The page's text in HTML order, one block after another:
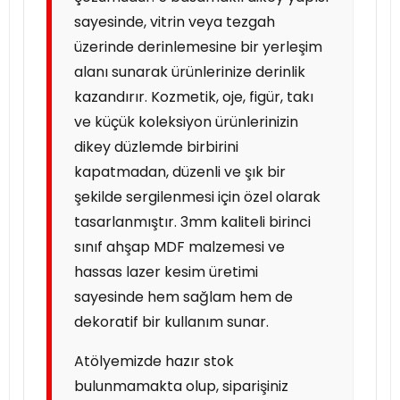
sayesinde, vitrin veya tezgah
üzerinde derinlemesine bir yerleşim
alanı sunarak ürünlerinize derinlik
kazandırır. Kozmetik, oje, figür, takı
ve küçük koleksiyon ürünlerinizin
dikey düzlemde birbirini
kapatmadan, düzenli ve şık bir
şekilde sergilenmesi için özel olarak
tasarlanmıştır. 3mm kaliteli birinci
sınıf ahşap MDF malzemesi ve
hassas lazer kesim üretimi
sayesinde hem sağlam hem de
dekoratif bir kullanım sunar.
Atölyemizde hazır stok
bulunmamakta olup, siparişiniz